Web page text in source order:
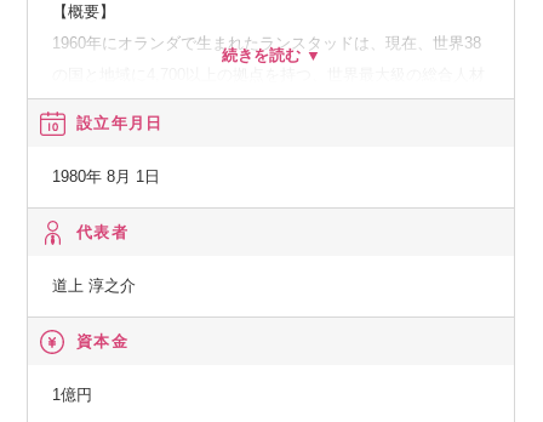
【概要】
1960年にオランダで生まれたランスタッドは、現在、世界38
グローバルな活動で培った豊富な経験と実績、そして世界各
国で成功したユニークなサービスを元に、日本のビジネス環
人材サービスの新たな価値を創造しています。
日本でも「エンジニアを第一に考えたアウトソーシング」を
展開しています。
設立年月日
1980年 8月 1日
代表者
道上 淳之介
資本金
1億円